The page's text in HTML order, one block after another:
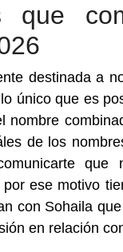
que
destinada a
único que es
nombre
de los
ese motivo
con Sohaila
en relación